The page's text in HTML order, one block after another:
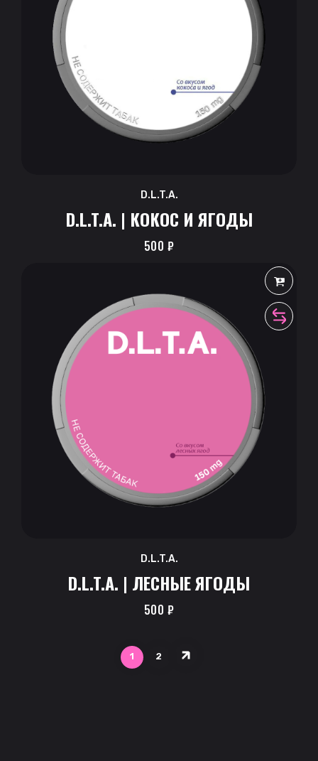
D.L.T.A.
D.L.T.A. | КОКОС И ЯГОДЫ
500 ₽
D.L.T.A.
D.L.T.A. | ЛЕСНЫЕ ЯГОДЫ
500 ₽
1 2